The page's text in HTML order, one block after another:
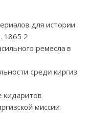
для истории
1865 2
ремесла в
среди киргиз
кидаритов
миссии